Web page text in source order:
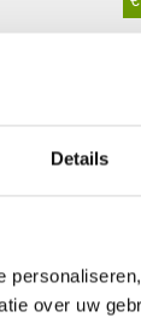
Details
over uw